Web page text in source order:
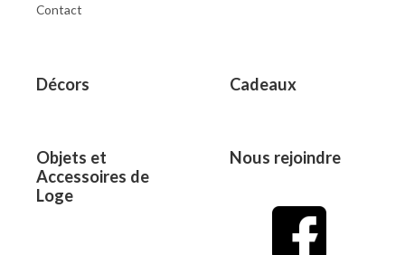
Contact
Décors Cadeaux
Objets et
Accessoires de
Loge
Nous rejoindre